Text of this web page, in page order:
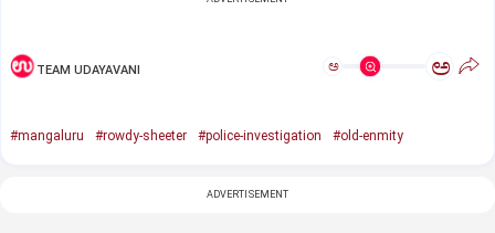
TEAM UDAYAVANI ಅ ಅ
#mangaluru #rowdy-sheeter #police-investigation #old-enmity
ADVERTISEMENT